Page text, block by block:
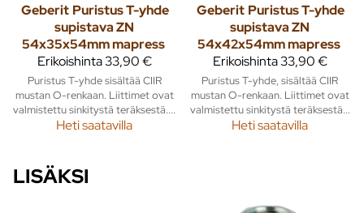
Geberit Puristus T-yhde
supistava ZN
54x35x54mm mapress
Erikoishinta33,90 €
Puristus T-yhde sisältää CIIR
mustan O-renkaan. Liittimet ovat
valmistettu sinkitystä teräksestä....
Heti saatavilla
Geberit Puristus T-yhde
supistava ZN
54x42x54mm mapress
Erikoishinta33,90 €
Puristus T-yhde, sisältää CIIR
mustan O-renkaan. Liittimet ovat
valmistettu sinkitystä teräksestä...
Heti saatavilla
LISÄKSI